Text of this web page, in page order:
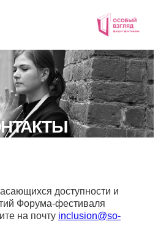
доступности и
Форума-фестиваля
на почту inclusion@so-